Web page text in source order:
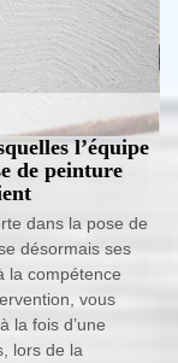
l’équipe
de peinture
dans la pose de
désormais ses
la compétence
vous
la fois d’une
lors de la